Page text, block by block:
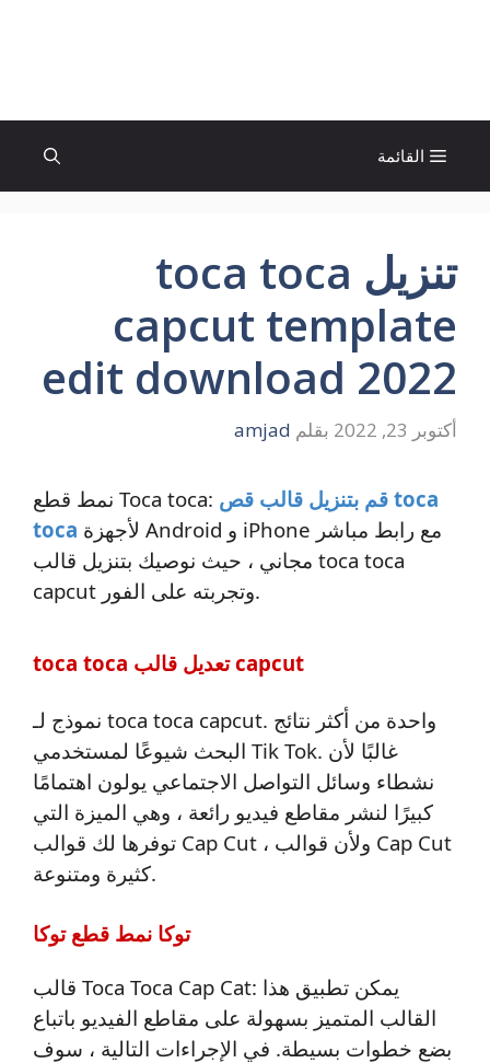
القائمة
تنزيل toca toca
capcut template
edit download 2022
أكتوبر 23, 2022 بقلم amjad
نمط قطع Toca toca: قم بتنزيل قالب قص toca
toca
مجاني ، حيث نوصيك بتنزيل قالب toca toca
capcut وتجربته على الفور.
toca toca تعديل قالب capcut
نموذج لـ toca toca capcut. واحدة من أكثر نتائج
البحث شيوعًا لمستخدمي Tik Tok. غالبًا لأن
نشطاء وسائل التواصل الاجتماعي يولون اهتمامًا
كبيرًا لنشر مقاطع فيديو رائعة ، وهي الميزة التي
توفرها لك قوالب Cap Cut ، ولأن قوالب Cap Cut
كثيرة ومتنوعة.
توكا نمط قطع توكا
قالب Toca Toca Cap Cat: يمكن تطبيق هذا
القالب المتميز بسهولة على مقاطع الفيديو باتباع
بضع خطوات بسيطة. في الإجراءات التالية ، سوف